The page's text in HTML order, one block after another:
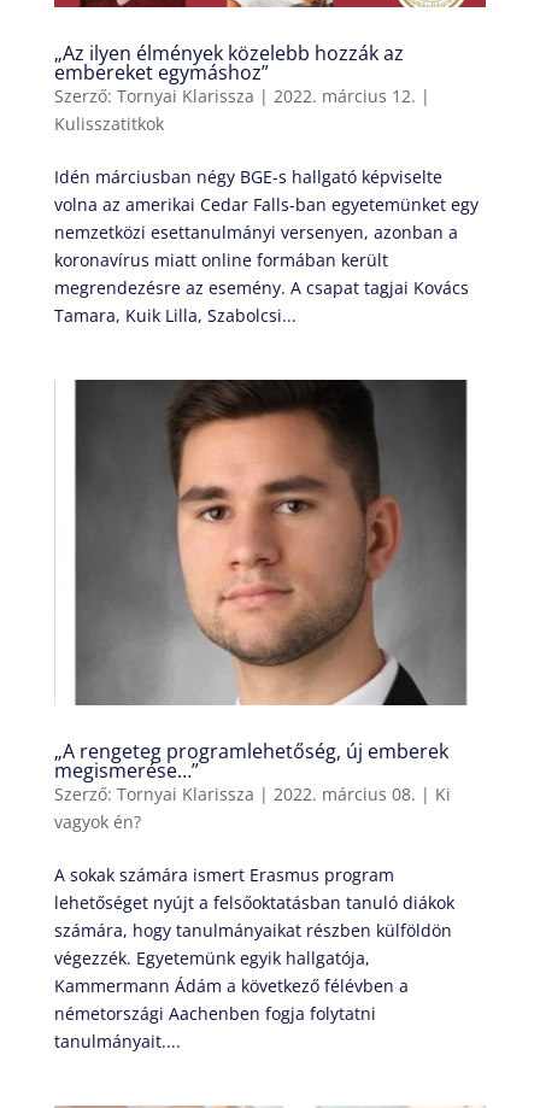
„Az ilyen élmények közelebb hozzák az
embereket egymáshoz”
Szerző: Tornyai Klarissza | 2022. március 12. |
Kulisszatitkok
Idén márciusban négy BGE-s hallgató képviselte
volna az amerikai Cedar Falls-ban egyetemünket egy
nemzetközi esettanulmányi versenyen, azonban a
koronavírus miatt online formában került
megrendezésre az esemény. A csapat tagjai Kovács
Tamara, Kuik Lilla, Szabolcsi...
„A rengeteg programlehetőség, új emberek
megismerése…”
Szerző: Tornyai Klarissza | 2022. március 08. | Ki
vagyok én?
A sokak számára ismert Erasmus program
lehetőséget nyújt a felsőoktatásban tanuló diákok
számára, hogy tanulmányaikat részben külföldön
végezzék. Egyetemünk egyik hallgatója,
Kammermann Ádám a következő félévben a
németországi Aachenben fogja folytatni
tanulmányait....